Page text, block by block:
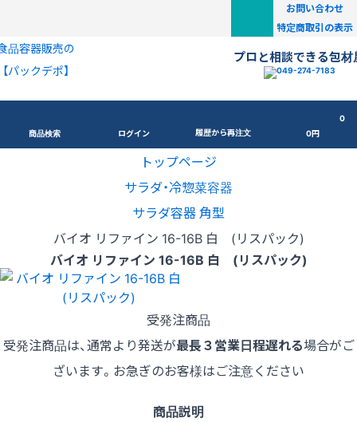
お問い合わせ
特定商取引の表示
品容器販売の
【パックデポ】
プロと相談できる包材
商品検索 ログイン 履歴から再注文
0
0円
トップページ
サラダ・冷惣菜容器
サラダ容器 角型
バイオ リファイン 16-16B 白 (リスパック)
バイオ リファイン 16-16B 白 (リスパック)
受発注商品
受発注商品は、通常より発送が最長３営業日程遅れる場合がご
ざいます。お急ぎのお客様はご注意ください
商品説明